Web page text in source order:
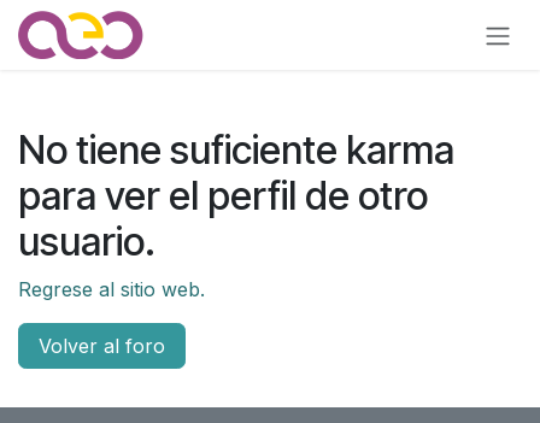
Ir al contenido
No tiene suficiente karma
para ver el perfil de otro
usuario.
Regrese al sitio web.
Volver al foro